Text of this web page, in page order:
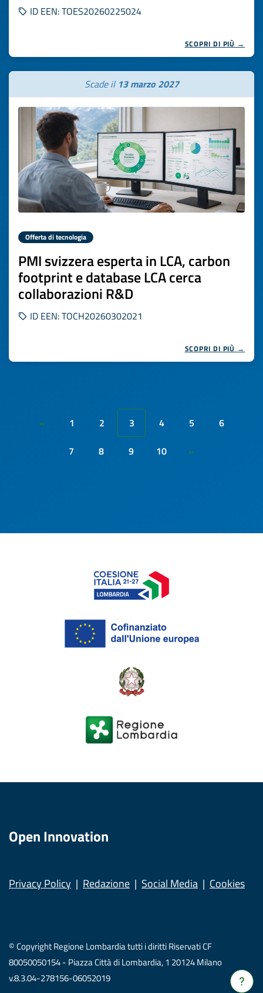
Verrà
ID EEN: TOES20260225024
SCOPRI DI PIÙ →
Scade il 13 marzo 2027
Offerta di tecnologia
PMI svizzera esperta in LCA, carbon
footprint e database LCA cerca
collaborazioni R&D
ID EEN: TOCH20260302021
SCOPRI DI PIÙ →
« 1 2 3 4 5
6
7
8 9 10 »
Open Innovation
Privacy Policy Redazione Social Media Cookies
© Copyright Regione Lombardia tutti i diritti Riservati CF
80050050154 - Piazza Città di Lombardia, 1 20124 Milano
v.8.3.04-278156-06052019